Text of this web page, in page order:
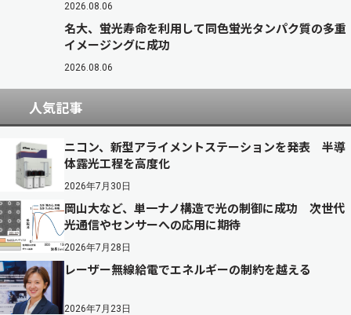
2026.08.06
名大、蛍光寿命を利用して同色蛍光タンパク質の多重
イメージングに成功
2026.08.06
人気記事
ニコン、新型アライメントステーションを発表 半導
体露光工程を高度化
2026年7月30日
岡山大など、単一ナノ構造で光の制御に成功 次世代
光通信やセンサーへの応用に期待
2026年7月28日
レーザー無線給電でエネルギーの制約を越える
2026年7月23日